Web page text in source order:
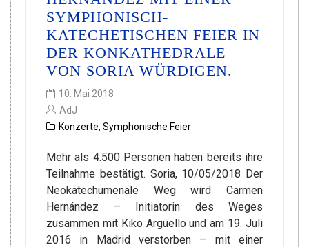
SYMPHONISCH-
KATECHETISCHEN FEIER IN
DER KONKATHEDRALE
VON SORIA WÜRDIGEN.
10. Mai 2018
AdJ
Konzerte, Symphonische Feier
Mehr als 4.500 Personen haben bereits ihre
Teilnahme bestätigt. Soria, 10/05/2018 Der
Neokatechumenale Weg wird Carmen
Hernández – Initiatorin des Weges
zusammen mit Kiko Argüello und am 19. Juli
2016 in Madrid verstorben – mit einer